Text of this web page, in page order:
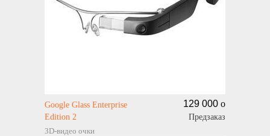
Google Glass Enterprise
Edition 2
3D-видео очки
129 000 o
Предзаказ